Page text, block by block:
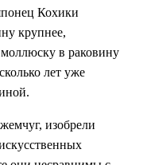
Кохики
крупнее,
в раковину
лет уже
изобрели